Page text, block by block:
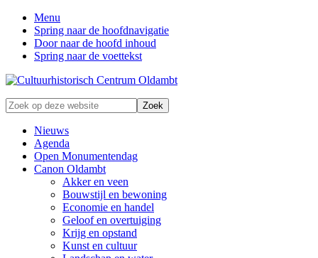
Menu
Spring naar de hoofdnavigatie
Door naar de hoofd inhoud
Spring naar de voettekst
Zonder
verleden
geen
toekomst
Zoek
op
deze
website
Nieuws
Agenda
Open Monumentendag
Canon Oldambt
Akker en veen
Bouwstijl en bewoning
Economie en handel
Geloof en overtuiging
Krijg en opstand
Kunst en cultuur